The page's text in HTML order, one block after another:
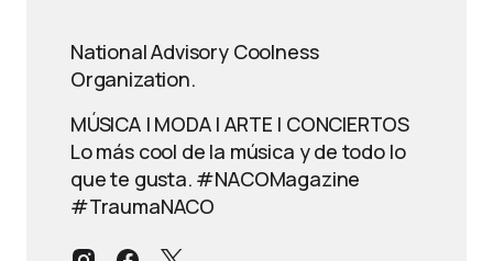
National Advisory Coolness
Organization.
MÚSICA | MODA | ARTE | CONCIERTOS
Lo más cool de la música y de todo lo
que te gusta. #NACOMagazine
#TraumaNACO